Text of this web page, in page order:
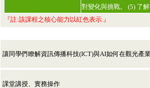
對變化與挑戰。 (5) 了
『註:該課程之核心能力以紅色表示.』
讓同學們瞭解資訊傳播科技(ICT)與AI如何在觀光產
課堂講授、實務操作